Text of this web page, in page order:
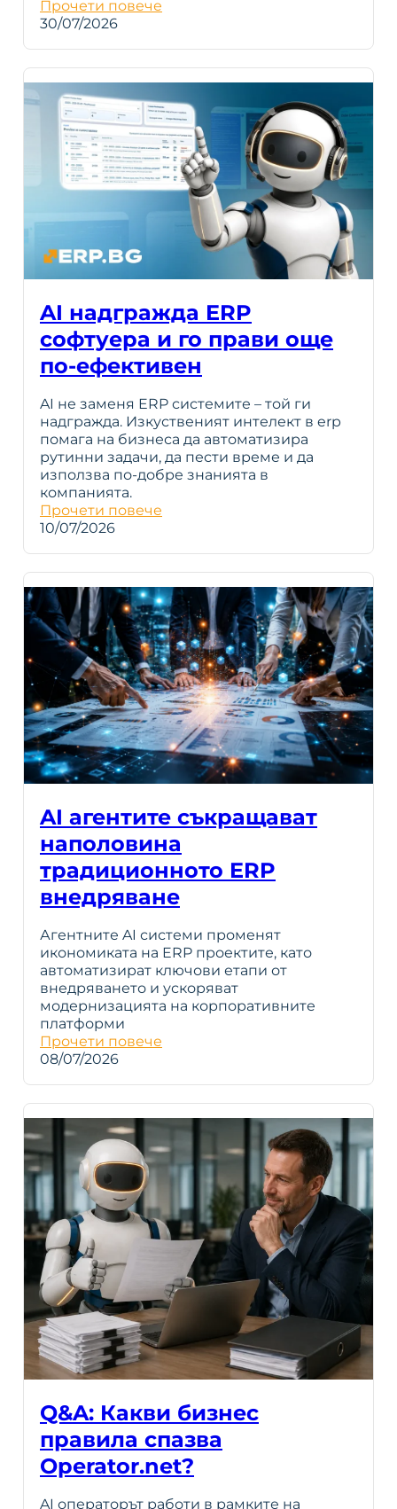
Прочети повече
30/07/2026
AI надгражда ERP
софтуера и го прави още
по-ефективен
AI не заменя ERP системите – той ги
надгражда. Изкуственият интелект в erp
помага на бизнеса да автоматизира
рутинни задачи, да пести време и да
използва по-добре знанията в
компанията.
Прочети повече
10/07/2026
AI агентите съкращават
наполовина
традиционното ERP
внедряване
Агентните AI системи променят
икономиката на ERP проектите, като
автоматизират ключови етапи от
внедряването и ускоряват
модернизацията на корпоративните
платформи
Прочети повече
08/07/2026
Q&A: Какви бизнес
правила спазва
Operator.net?
AI операторът работи в рамките на